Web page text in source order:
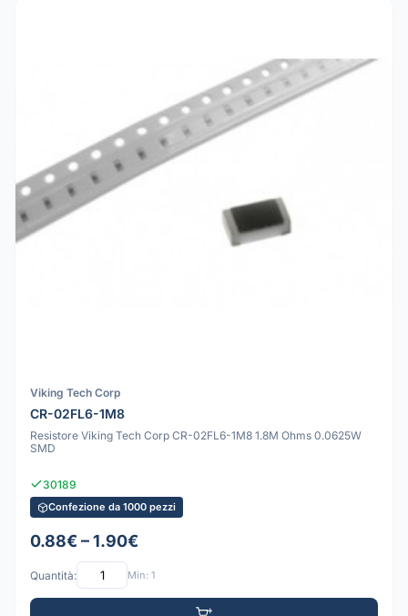
Viking Tech Corp
CR-02FL6-1M8
Resistore Viking Tech Corp CR-02FL6-1M8 1.8M Ohms 0.0625W
SMD
30189
Confezione da 1000 pezzi
0.88€ – 1.90€
Quantità: Min: 1